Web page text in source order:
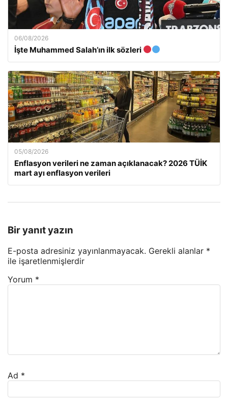
06/08/2026
İşte Muhammed Salah’ın ilk sözleri
05/08/2026
Enflasyon verileri ne zaman açıklanacak? 2026 TÜİK
mart ayı enflasyon verileri
Bir yanıt yazın
E-posta adresiniz yayınlanmayacak. Gerekli alanlar *
ile işaretlenmişlerdir
Yorum *
Ad *